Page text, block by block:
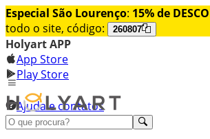
Especial São Lourenço: 15% de
todo o site, código:
260807
Holyart APP
App Store
Play Store
Ajuda e contatos
Conheça premium